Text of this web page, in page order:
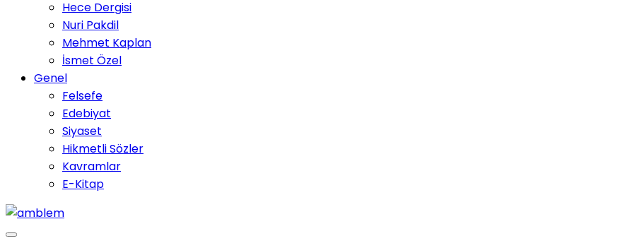
Hece Dergisi
Nuri Pakdil
Mehmet Kaplan
İsmet Özel
Genel
Felsefe
Edebiyat
Siyaset
Hikmetli Sözler
Kavramlar
E-Kitap